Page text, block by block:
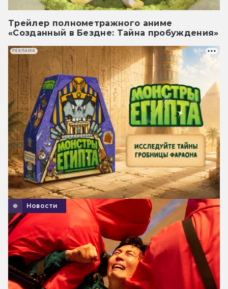
Трейлер полнометражного аниме
«Созданный в Бездне: Тайна пробуждения»
Новости
РЕКЛАМА